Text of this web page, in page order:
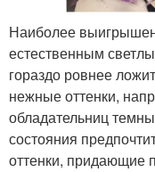
Наиболее
естественным
гораздо ровнее
нежные оттенки,
обладательниц
состояния
оттенки, придающие